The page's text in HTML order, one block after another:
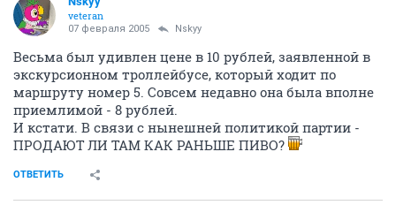
veteran
07 февраля 2005 Nskyy
Весьма был удивлен цене в 10 рублей, заявленной в
экскурсионном троллейбусе, который ходит по
маршруту номер 5. Совсем недавно она была вполне
приемлимой - 8 рублей.
И кстати. В связи с нынешней политикой партии -
ПРОДАЮТ ЛИ ТАМ КАК РАНЬШЕ ПИВО?
ОТВЕТИТЬ